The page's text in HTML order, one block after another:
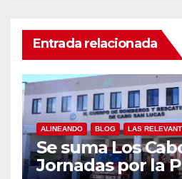
Entrada relacionada
ALINEANDO BLOG LAS
Se suma Los
Jornadas por la